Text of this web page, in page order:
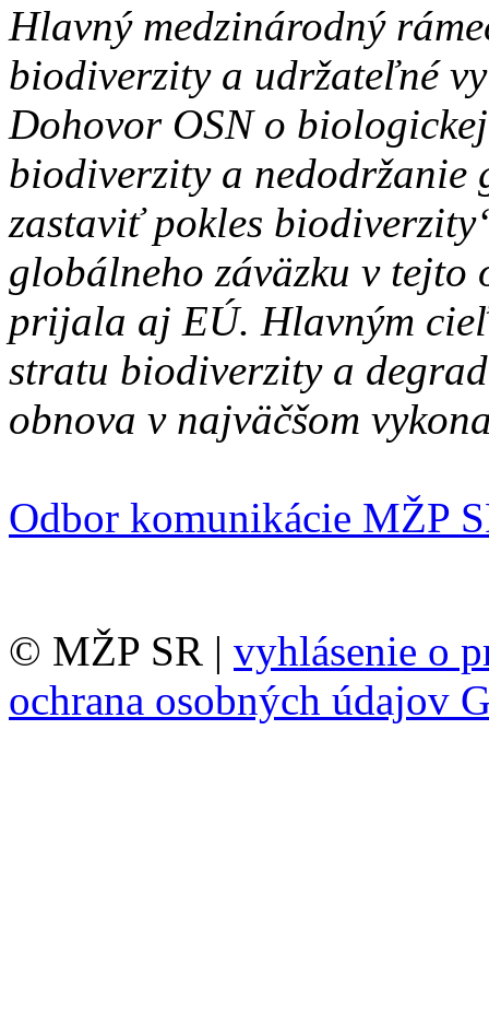
Hlavný medzinárodný
biodiverzity a udržateľné
Dohovor OSN o
biodiverzity a
zastaviť pokles
globálneho záväzku v
prijala aj EÚ. Hlavným
stratu biodiverzity a
obnova v najväčšom
Odbor komunikácie MŽP
© MŽP SR | vyhlásenie o
ochrana osobných údajov